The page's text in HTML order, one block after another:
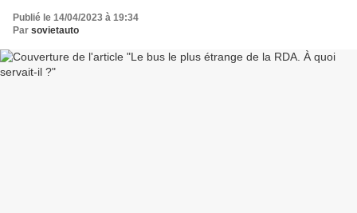
Publié le 14/04/2023 à 19:34
Par sovietauto